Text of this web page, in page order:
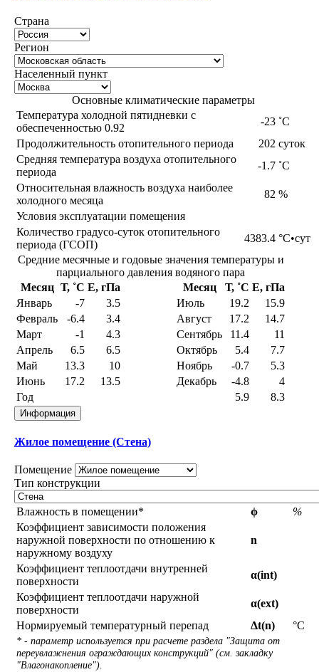
Страна
Регион
Населенный пункт
Основные климатические параметры
Температура холодной пятидневки с
обеспеченностью 0.92
-23 ˚С
Продолжительность отопительного периода
202 суток
Средняя температура воздуха отопительного
периода
-1.7 ˚С
Относительная влажность воздуха наиболее
холодного месяца
82 %
Условия эксплуатации помещения
Количество градусо-суток отопительного
периода (ГСОП)
4383.4 °С•сут
Средние месячные и годовые значения температуры и
парциального давления водяного пара
Месяц Т, ˚С E, гПа Месяц Т, ˚С E, гПа
Январь
-7 3.5 Июль 19.2
15.9
Февраль
-6.4 3.4 Август 17.2
14.7
Март
-1 4.3 Сентябрь 11.4
11
Апрель
6.5 6.5 Октябрь 5.4
7.7
Май
13.3 10 Ноябрь -0.7
5.3
Июнь
17.2 13.5 Декабрь -4.8
4
Год
5.9 8.3
Информация
Жилое помещение (Стена)
Помещение
Тип конструкции
Влажность в помещении* ϕ
%
Коэффициент зависимости положения
наружной поверхности по отношению к
наружному воздуху
n
Коэффициент теплоотдачи внутренней
поверхности
α(int)
Коэффициент теплоотдачи наружной
поверхности
α(ext)
Нормируемый температурный перепад
Δt(n) °С
* - параметр используется при расчете раздела "Защита от
переувлажнения ограждающих конструкций" (см. закладку
"Влагонакопление").